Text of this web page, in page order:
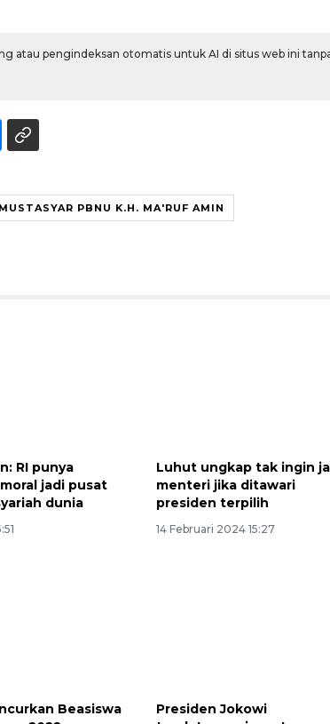
atau pengindeksan otomatis untuk AI di situs web ini
MUSTASYAR PBNU K.H. MA'RUF AMIN
RI punya
jadi pusat
dunia
Luhut ungkap tak ingin
menteri jika ditawari
presiden terpilih
14 Februari 2024 15:27
Beasiswa
Presiden Jokowi